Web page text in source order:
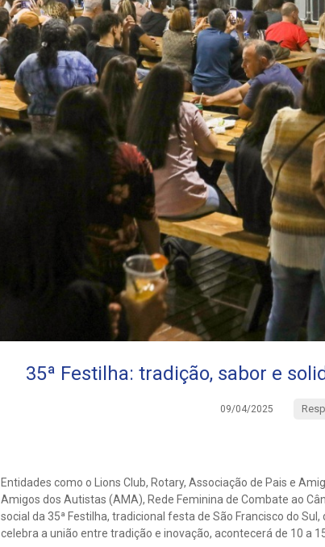
35ª Festilha: tradição, sabor e
09/04/2025
Entidades como o Lions Club, Rotary, Associação de Pais e
Amigos dos Autistas (AMA), Rede Feminina de Combate ao
social da 35ª Festilha, tradicional festa de São Francisco do
celebra a união entre tradição e inovação, acontecerá de 10 a 15